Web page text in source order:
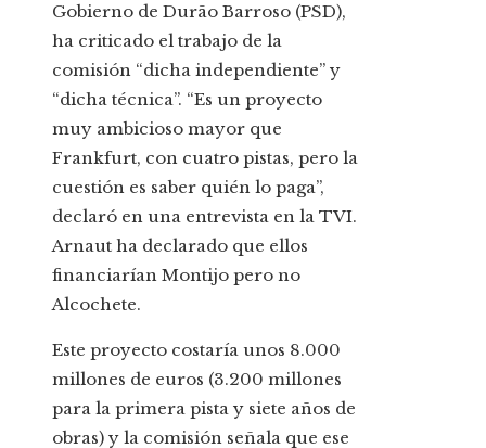
Gobierno de Durão Barroso (PSD),
ha criticado el trabajo de la
comisión “dicha independiente” y
“dicha técnica”. “Es un proyecto
muy ambicioso mayor que
Frankfurt, con cuatro pistas, pero la
cuestión es saber quién lo paga”,
declaró en una entrevista en la TVI.
Arnaut ha declarado que ellos
financiarían Montijo pero no
Alcochete.
Este proyecto costaría unos 8.000
millones de euros (3.200 millones
para la primera pista y siete años de
obras) y la comisión señala que ese